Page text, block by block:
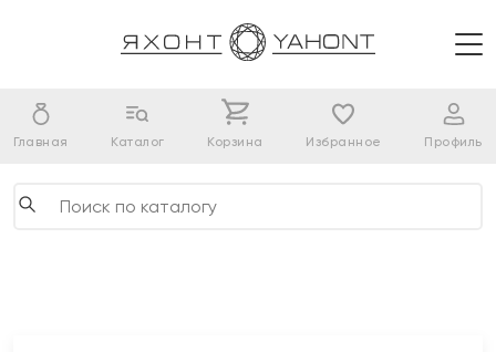
Главная Каталог Корзина Избранное Профиль